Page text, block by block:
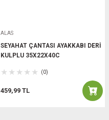
ALAS
SEYAHAT ÇANTASI AYAKKABI DERİ
KULPLU 35X22X40C
(0)
459,99 TL